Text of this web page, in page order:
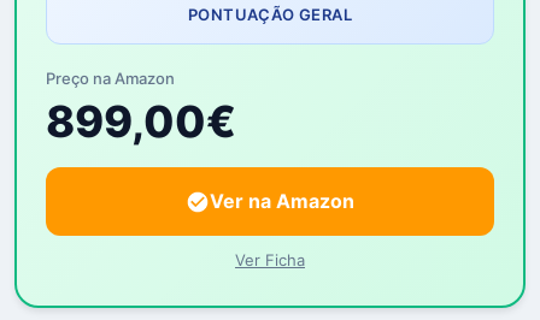
PONTUAÇÃO GERAL
Preço na Amazon
899,00€
Ver na Amazon
Ver Ficha